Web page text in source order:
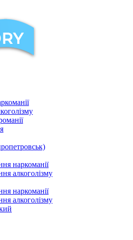
наркоманії
алкоголізму
наркоманії
алкоголізму